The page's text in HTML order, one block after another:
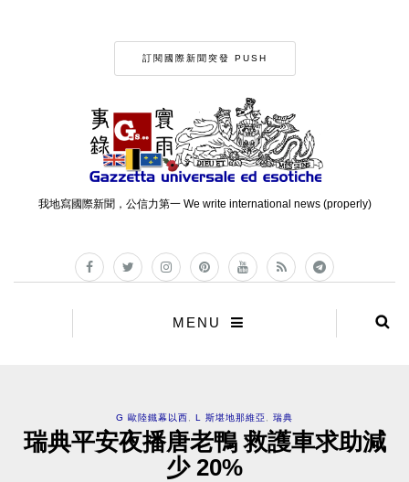
訂閱國際新聞突發 PUSH
我地寫國際新聞，公信力第一 We write international news (properly)
MENU
G 歐陸鐵幕以西 L 斯堪地那維亞 瑞典
瑞典平安夜播唐老鴨 救護車求助減
少 20%